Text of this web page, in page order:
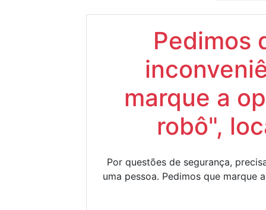
Pedimos
marque a
robô",
Por questões de segurança,
uma pessoa. Pedimos que marque